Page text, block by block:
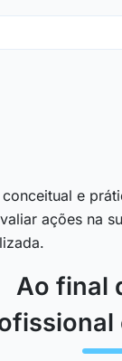
e
ações na
Ao final